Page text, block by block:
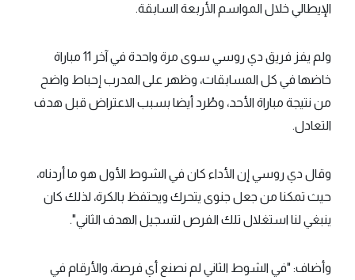
الإيطالي خلال المواسم الأربعة السابقة.
ولم يفز فريق دي روسي سوى مرة واحدة في آخر 11 مباراة
خاضها في كل المسابقات، وظهر على المدرب إحباط واضح
من نتيجة مباراة الأحد، وطُرد أيضا بسبب الاعتراض قبل هدف
التعادل.
وقال دي روسي إن الأداء كان في الشوط الأول هو ما أردناه،
حيث تمكنا من جعل جنوى يتحرك ويحتفظ بالكرة، لذلك كان
ينبغي لنا استغلال تلك الفرص لتسجيل الهدف الثاني".
وأضاف: "في الشوط الثاني لم نصنع أي فرصة، والأرقام في